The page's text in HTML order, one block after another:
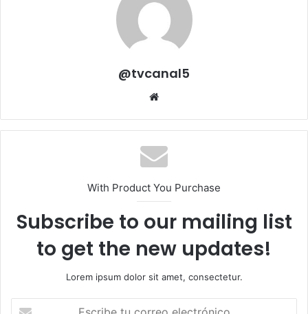
@tvcanal5
With Product You Purchase
Subscribe to our mailing list
to get the new updates!
Lorem ipsum dolor sit amet, consectetur.